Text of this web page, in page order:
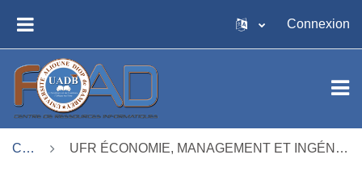
Connexion
Cours UFR ÉCONOMIE, MANAGEMENT ET INGÉNIERIE JURIDIQUE (ECOMIJ)